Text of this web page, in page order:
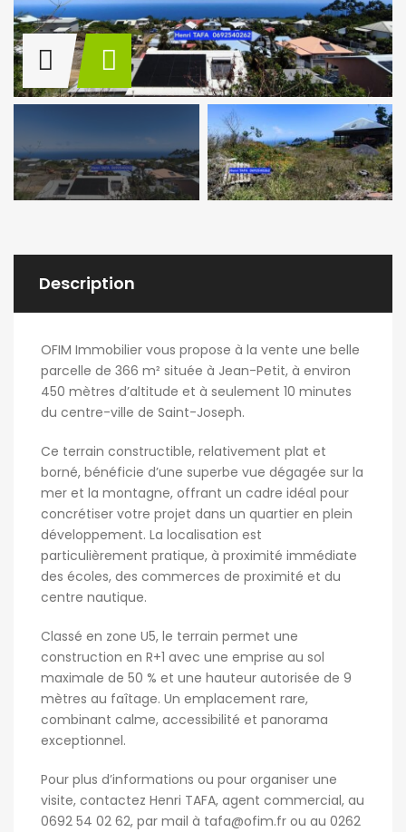
Description
OFIM Immobilier vous propose à la vente une belle
parcelle de 366 m² située à Jean-Petit, à environ
450 mètres d’altitude et à seulement 10 minutes
du centre-ville de Saint-Joseph.
Ce terrain constructible, relativement plat et
borné, bénéficie d’une superbe vue dégagée sur la
mer et la montagne, offrant un cadre idéal pour
concrétiser votre projet dans un quartier en plein
développement. La localisation est
particulièrement pratique, à proximité immédiate
des écoles, des commerces de proximité et du
centre nautique.
Classé en zone U5, le terrain permet une
construction en R+1 avec une emprise au sol
maximale de 50 % et une hauteur autorisée de 9
mètres au faîtage. Un emplacement rare,
combinant calme, accessibilité et panorama
exceptionnel.
Pour plus d’informations ou pour organiser une
visite, contactez Henri TAFA, agent commercial, au
0692 54 02 62, par mail à tafa@ofim.fr ou au 0262